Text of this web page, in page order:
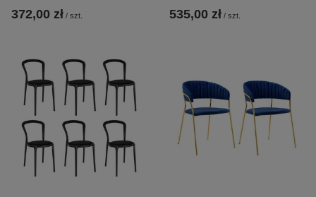
372,00 zł / szt. 535,00 zł / szt.